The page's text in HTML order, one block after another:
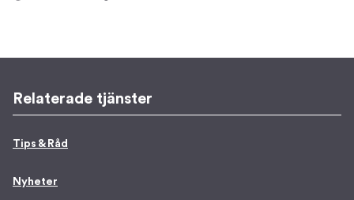
Relaterade tjänster
Tips & Råd
Nyheter